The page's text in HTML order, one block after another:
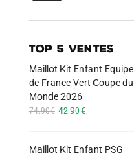
TOP 5 VENTES
Maillot Kit Enfant Equipe
de France Vert Coupe du
Monde 2026
74.90€ Le
était :
42.90 €Le
est :
Maillot Kit Enfant PSG